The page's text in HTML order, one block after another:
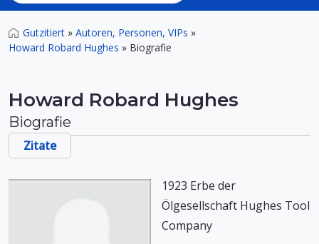
Gutzitiert » Autoren, Personen, VIPs »
Howard Robard Hughes » Biografie
Howard Robard Hughes
Biografie
Zitate
1923 Erbe der
Ölgesellschaft Hughes Tool
Company